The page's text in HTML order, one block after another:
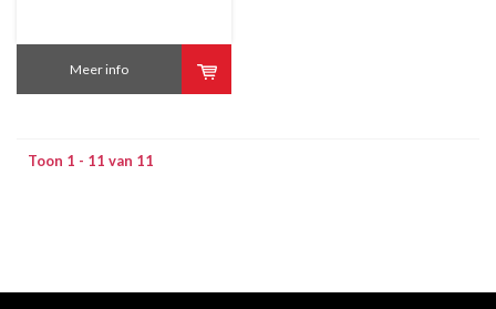
Meer info
Toon 1 - 11 van 11